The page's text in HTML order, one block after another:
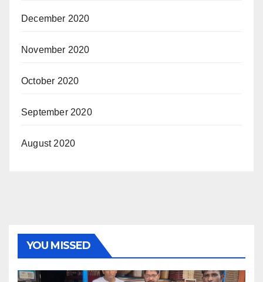
December 2020
November 2020
October 2020
September 2020
August 2020
YOU MISSED